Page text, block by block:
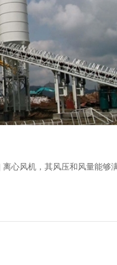
心风机，其风压和风量能够